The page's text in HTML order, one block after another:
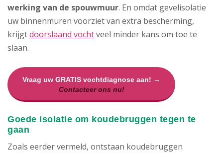
werking van de spouwmuur. En omdat gevelisolatie
uw binnenmuren voorziet van extra bescherming,
krijgtdoorslaand vochtveel minder kans om toe te
slaan.
Vraag uw GRATIS vochtdiagnose aan! →
Contacteer ons nu!
Goede isolatie om koudebruggen tegen te
gaan
Zoals eerder vermeld, ontstaan koudebruggen